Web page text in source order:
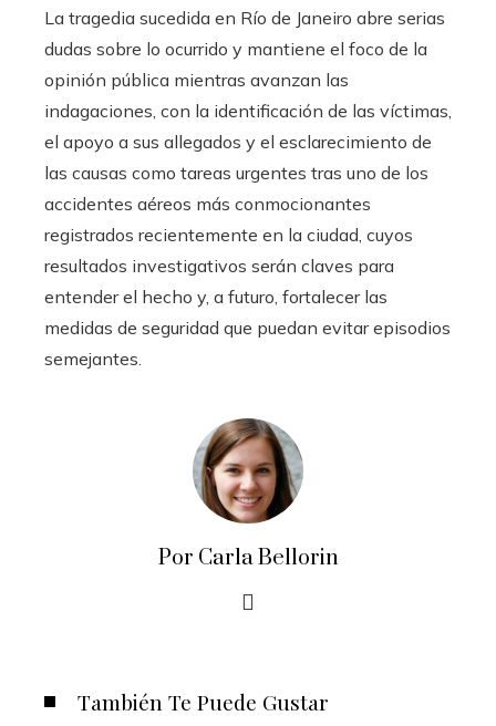
La tragedia sucedida en Río de Janeiro abre serias
dudas sobre lo ocurrido y mantiene el foco de la
opinión pública mientras avanzan las
indagaciones, con la identificación de las víctimas,
el apoyo a sus allegados y el esclarecimiento de
las causas como tareas urgentes tras uno de los
accidentes aéreos más conmocionantes
registrados recientemente en la ciudad, cuyos
resultados investigativos serán claves para
entender el hecho y, a futuro, fortalecer las
medidas de seguridad que puedan evitar episodios
semejantes.
Por Carla Bellorin
También Te Puede Gustar